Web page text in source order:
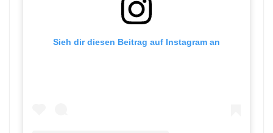
Sieh dir diesen Beitrag auf Instagram an